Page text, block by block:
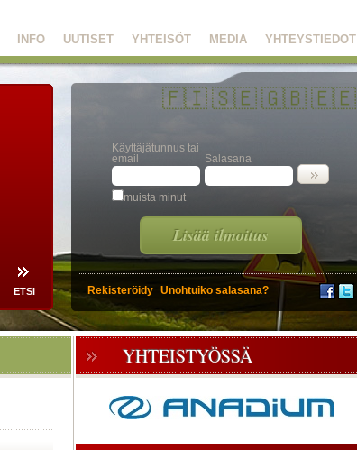
YHTEYSTIEDOT
MEDIA
YHTEISÖT
UUTISET
INFO
🇫🇮🇸🇪🇬🇧🇪🇪
Käyttäjätunnus tai
email
Salasana
muista minut
Lisää ilmoitus
Rekisteröidy Unohtuiko salasana?
YHTEISTYÖSSÄ